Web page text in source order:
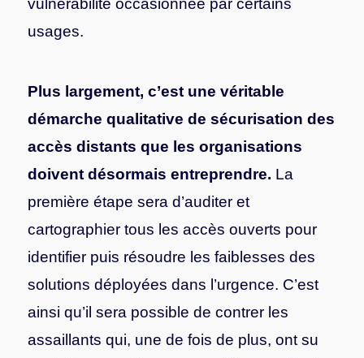
vulnérabilité occasionnée par certains
usages.
Plus largement, c’est une véritable
démarche qualitative de sécurisation des
accès distants que les organisations
doivent désormais entreprendre. La
première étape sera d’auditer et
cartographier tous les accès ouverts pour
identifier puis résoudre les faiblesses des
solutions déployées dans l’urgence. C’est
ainsi qu’il sera possible de contrer les
assaillants qui, une de fois de plus, ont su